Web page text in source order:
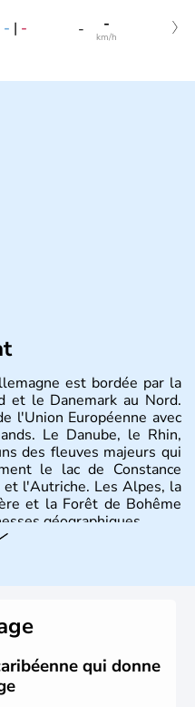
- | - - -
km/h
est bordée par la
et le Danemark au Nord.
l'Union Européenne avec
Le Danube, le Rhin,
des fleuves majeurs qui
le lac de Constance
l'Autriche. Les Alpes, la
et la Forêt de Bohême
géographiques.
autonomie. Le pays
qu'il a vu naître dans tous
en passant par la
Thomas Mann,
font partie.
qui donne